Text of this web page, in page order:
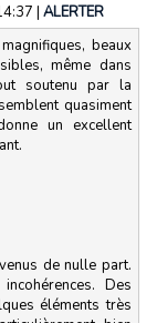
| ALERTER
beaux
même dans
soutenu par la
quasiment
un excellent
de nulle part.
Des
éléments très